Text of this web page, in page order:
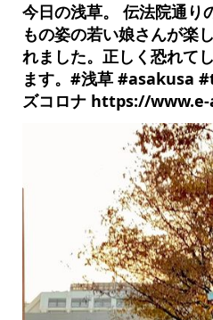
今日の浅草。 伝法院通り
もの姿の若い娘さんが楽
れました。正しく恐れて
ます。#浅草 #asakusa
ズコロナ https://